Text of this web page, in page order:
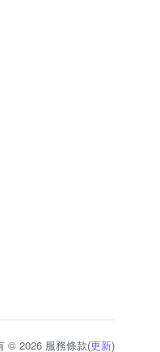
© 2026 服務條款(更新)